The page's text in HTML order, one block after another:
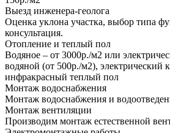
Выезд инженера-геолога
Оценка уклона участка, выбор типа
консультация.
Отопление и теплый пол
Водяное – от 3000р./м2 или
водяной (от 500р./м2), электрический
инфракрасный теплый пол
Монтаж водоснабжения
Монтаж водоснабжения и
Монтаж вентиляции
Производим монтаж естественной